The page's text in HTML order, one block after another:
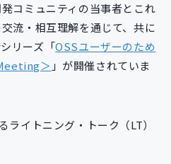
コミュニティの当事者とこれ
流・相互理解を通じて、共に
リーズ「OSSユーザーのため
＞ 」が開催されていま
ライトニング・トーク（LT）